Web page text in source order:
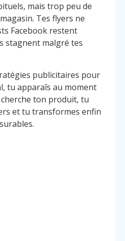
mais trop peu de
Tes flyers ne
Facebook restent
stagnent malgré tes
publicitaires pour
tu apparaîs au moment
ton produit, tu
et tu transformes enfin